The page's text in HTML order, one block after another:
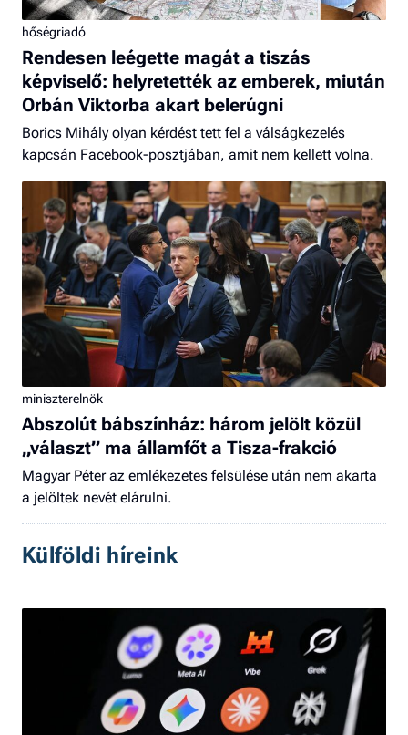
hőségriadó
Rendesen leégette magát a tiszás
képviselő: helyretették az emberek, miután
Orbán Viktorba akart belerúgni
Borics Mihály olyan kérdést tett fel a válságkezelés
kapcsán Facebook-posztjában, amit nem kellett volna.
miniszterelnök
Abszolút bábszínház: három jelölt közül
„választ” ma államfőt a Tisza-frakció
Magyar Péter az emlékezetes felsülése után nem akarta
a jelöltek nevét elárulni.
Külföldi híreink